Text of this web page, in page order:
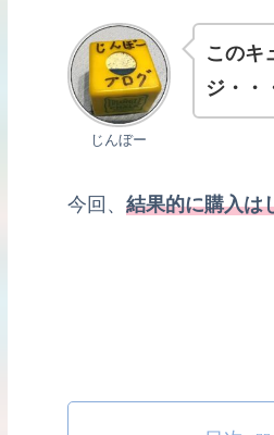
じんぼー
このキ
ジ・・
今回、 結果的に購入は